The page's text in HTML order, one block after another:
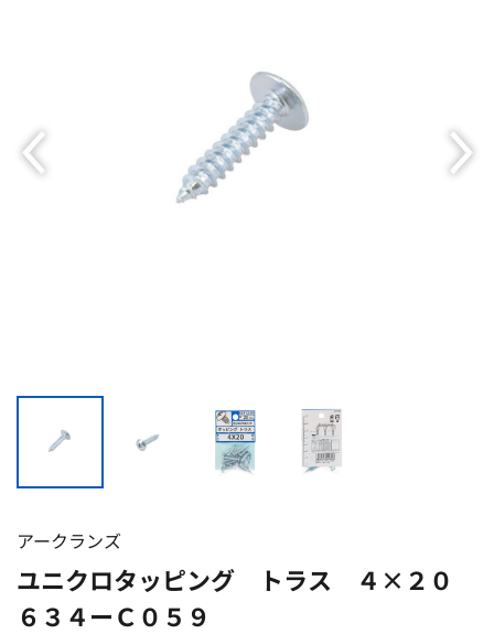
アークランズ
ユニクロタッピング トラス ４×２０
６３４ーＣ０５９